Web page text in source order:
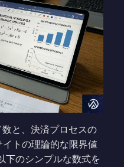
と、決済プロセスの
トの理論的な限界値
下のシンプルな数式を